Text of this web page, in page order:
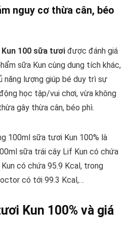
nguy cơ thừa cân, béo
100 sữa tươi được đánh giá
sữa Kun cùng dung tích khác,
năng lượng giúp bé duy trì sự
học tập/vui chơi, vừa không
gây thừa cân, béo phì.
100ml sữa tươi Kun 100% là
sữa trái cây Lif Kun có chứa
có chứa 95.9 Kcal, trong
có tới 99.3 Kcal,…
Kun 100% và giá